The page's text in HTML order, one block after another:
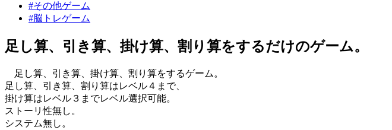
#その他ゲーム
#脳トレゲーム
足し算、引き算、掛け算、割り算をするだけのゲーム。
足し算、引き算、掛け算、割り算をするゲーム。
足し算、引き算、割り算はレベル４まで、
掛け算はレベル３までレベル選択可能。
ストーリ性無し。
システム無し。